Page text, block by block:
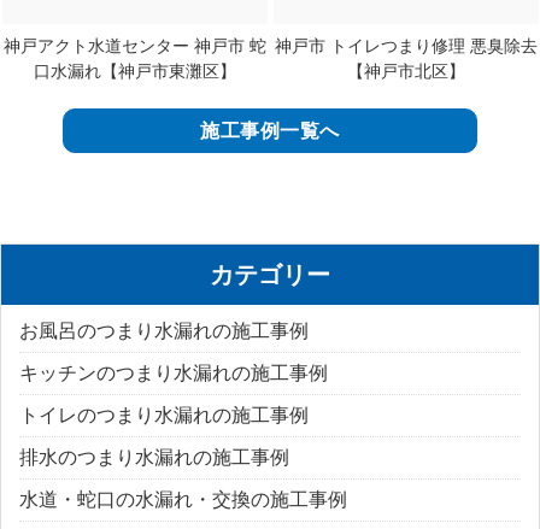
神戸アクト水道センター 神戸市 蛇
口水漏れ【神戸市東灘区】
神戸市 トイレつまり修理 悪臭除去
【神戸市北区】
施工事例一覧へ
カテゴリー
お風呂のつまり水漏れの施工事例
キッチンのつまり水漏れの施工事例
トイレのつまり水漏れの施工事例
排水のつまり水漏れの施工事例
水道・蛇口の水漏れ・交換の施工事例